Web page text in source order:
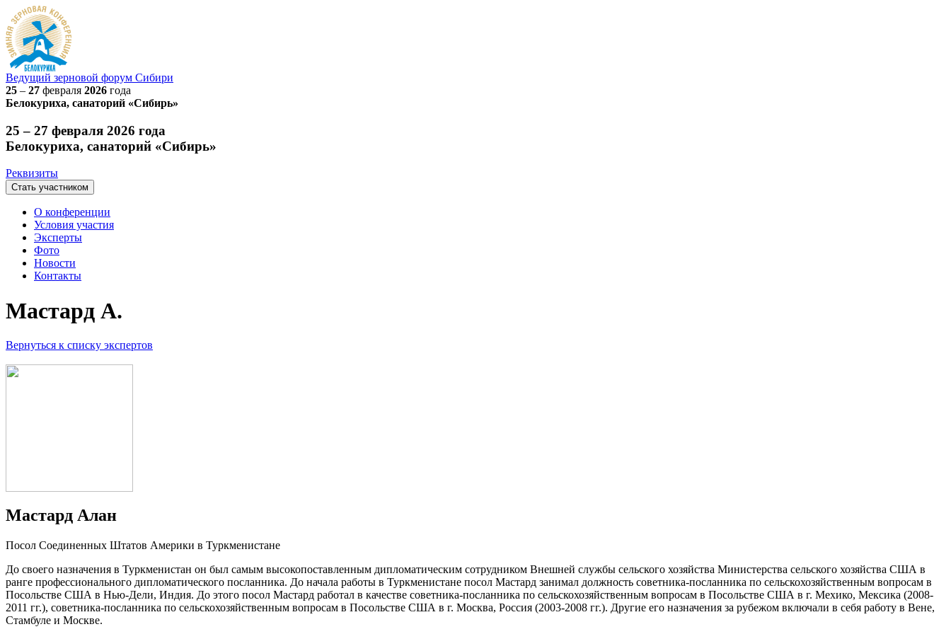
Ведущий зерновой форум Сибири
25 – 27 февраля 2026 года
Белокуриха, санаторий «Сибирь»
25 – 27 февраля 2026 года
Белокуриха, санаторий «Сибирь»
Реквизиты
Стать участником
О конференции
Условия участия
Эксперты
Фото
Новости
Контакты
Мастард А.
Вернуться к списку экспертов
Мастард Алан
Посол Соединенных Штатов Америки в Туркменистане
До своего назначения в Туркменистан он был самым высокопоставленным дипломатическим сотрудником Внешней службы сельского хозяйства Министерства сельского хозяйства США в
ранге профессионального дипломатического посланника. До начала работы в Туркменистане посол Мастард занимал должность советника-посланника по сельскохозяйственным вопросам в
Посольстве США в Нью-Дели, Индия. До этого посол Мастард работал в качестве советника-посланника по сельскохозяйственным вопросам в Посольстве США в г. Мехико, Мексика (2008-
2011 гг.), советника-посланника по сельскохозяйственным вопросам в Посольстве США в г. Москва, Россия (2003-2008 гг.). Другие его назначения за рубежом включали в себя работу в Вене,
Стамбуле и Москве.